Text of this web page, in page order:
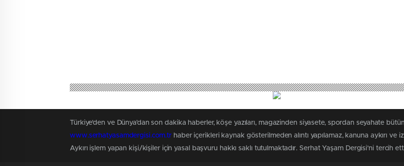
Türkiye'den ve Dünya’dan son dakika haberler, köşe yazıları, magazinden siyasete, spordan seyahate
www.serhatyasamdergisi.com.tr haber içerikleri kaynak gösterilmeden alıntı yapılamaz, kanuna aykırı
Aykırı işlem yapan kişi/kişiler için yasal başvuru hakkı saklı tutulmaktadır. Serhat Yaşam Dergisi'ni tercih